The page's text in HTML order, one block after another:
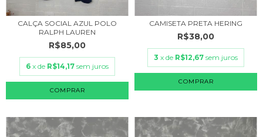
CALÇA SOCIAL AZUL POLO
RALPH LAUREN
R$85,00
6 x de R$14,17 sem juros
COMPRAR
CAMISETA PRETA HERING
R$38,00
3 x de R$12,67 sem juros
COMPRAR